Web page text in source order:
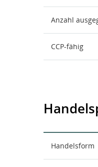
Anzahl
CCP-fähig
Handelsform